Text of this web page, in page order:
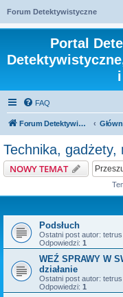
Forum Detektywistyczne
Portal
FAQ
Forum Detektywistyczne, Detektyw
Technika, gadżety,
NOWY TEMAT
Podsłuch
Ostatni post autor: tetrus
Odpowiedzi: 1
WEŹ SPRAWY W
działanie
Ostatni post autor: tetrus
Odpowiedzi: 1